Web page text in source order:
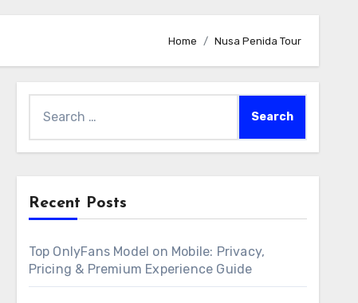
Home Nusa Penida Tour
for:
Recent Posts
Top OnlyFans Model on Mobile: Privacy,
Pricing & Premium Experience Guide